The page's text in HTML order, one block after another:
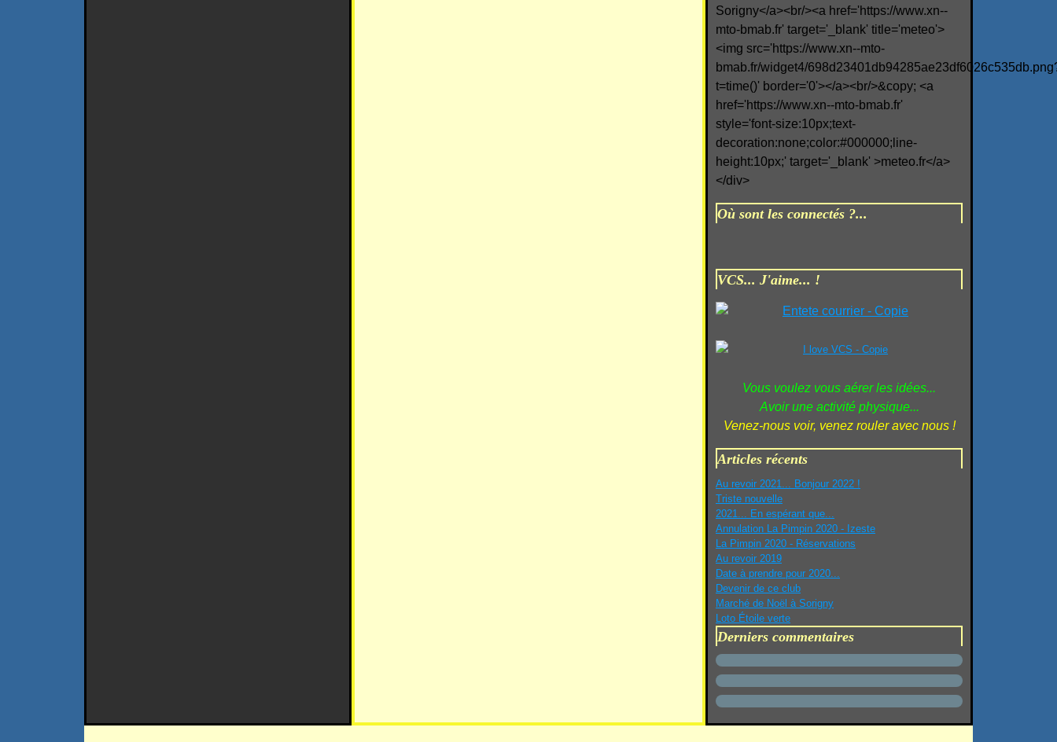
Sorigny</a><br/><a href='https://www.xn--
mto-bmab.fr' target='_blank' title='meteo'>
<img src='https://www.xn--mto-
bmab.fr/widget4/
t=time()' border='0'></a><br/>&copy; <a
href='https://www.xn--mto-bmab.fr'
style='font-size:10px;text-
decoration:none;color:#000000;line-
height:10px;' target='_blank' >meteo.fr</a>
</div>
Où sont les connectés ?...
VCS... J'aime... !
Vous voulez vous aérer les idées...
Avoir une activité physique...
Venez-nous voir, venez rouler avec nous !
Articles récents
Au revoir 2021... Bonjour 2022 !
Triste nouvelle
2021... En espérant que...
Annulation La Pimpin 2020 - Izeste
La Pimpin 2020 - Réservations
Au revoir 2019
Date à prendre pour 2020...
Devenir de ce club
Marché de Noël à Sorigny
Loto Étoile verte
Derniers commentaires